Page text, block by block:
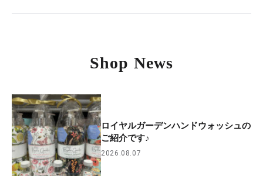
Shop News
ロイヤルガーデンハンドウォッシュの
ご紹介です♪
2026.08.07